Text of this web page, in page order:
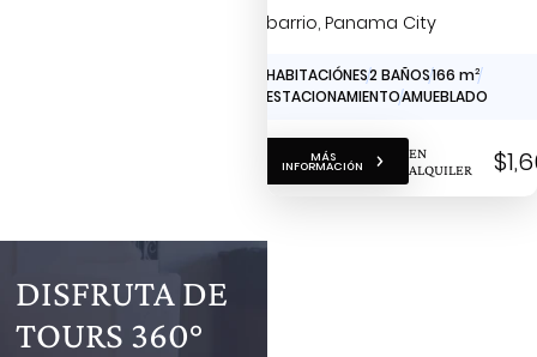
Obarrio, Panama City
3 HABITACIÓNES2 BAÑOS166 m2
2 ESTACIONAMIENTOAMUEBLADO
MÁS
INFORMACIÓN
EN
ALQUILER
DISFRUTA DE
TOURS 360°